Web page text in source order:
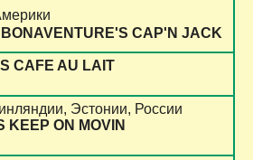
BONAVENTURE'S CAP'N JACK
CAFE AU LAIT
Эстонии, России
KEEP ON MOVIN